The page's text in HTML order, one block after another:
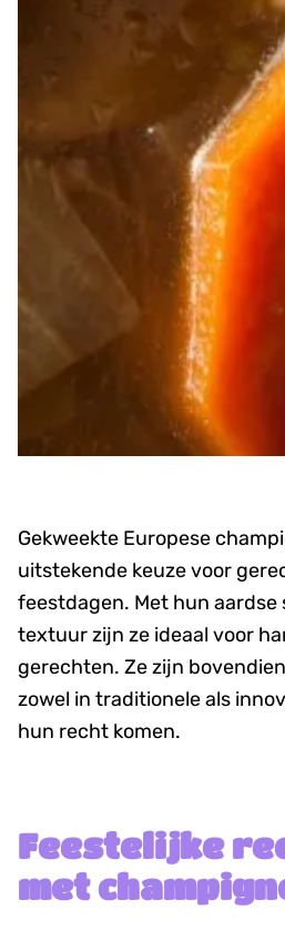
Gekweekte Europese
uitstekende keuze voor
feestdagen. Met hun aardse
textuur zijn ze ideaal voor
gerechten. Ze zijn
zowel in traditionele als
hun recht komen.
Feestelijke
met